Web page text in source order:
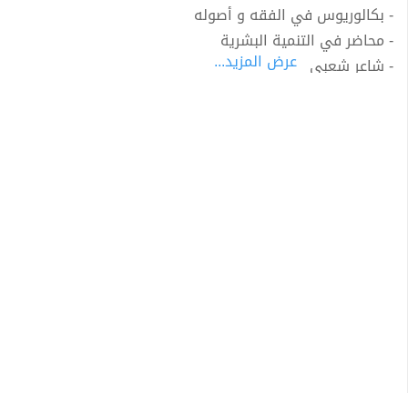
- بكالوريوس في الفقه و أصوله
- محاضر في التنمية البشرية
- شاعر شعبي عرض المزيد...